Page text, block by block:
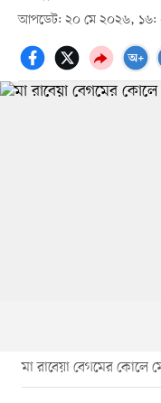
আপডেট: ২০ মে ২০২৬, ১৬:
মা রাবেয়া বেগমের কোলে